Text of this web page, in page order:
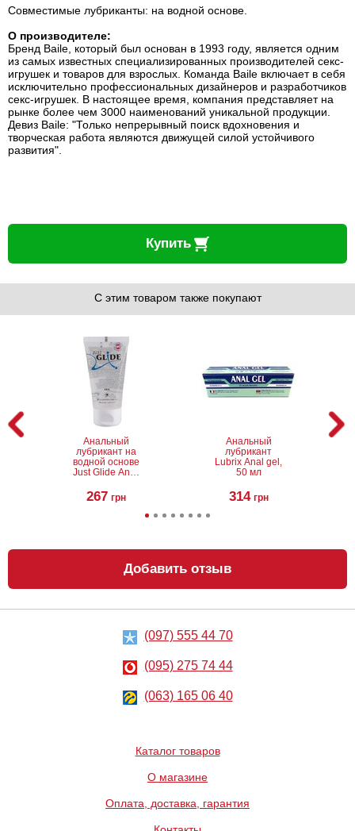
Совместимые лубриканты: на водной основе.
О производителе:
Бренд Baile, который был основан в 1993 году, является одним
из самых известных специализированных производителей секс-
игрушек и товаров для взрослых. Команда Baile включает в себя
исключительно профессиональных дизайнеров и разработчиков
секс-игрушек. В настоящее время, компания представляет на
рынке более чем 3000 наименований уникальной продукции.
Девиз Baile: "Только непрерывный поиск вдохновения и
творческая работа являются движущей силой устойчивого
развития".
Купить
С этим товаром также покупают
Анальный
лубрикант на
водной основе
Just Glide Anal,
267 грн
Анальный
лубрикант
Lubrix Anal gel,
50 мл
314 грн
Анальная
пробка Lovetoy
Glass Romance
грн
Силиконовая
пробка Slash
Silicone, S
688
Добавить отзыв
(097) 555 44 70
(095) 275 74 44
(063) 165 06 40
Каталог товаров
О магазине
Оплата, доставка, гарантия